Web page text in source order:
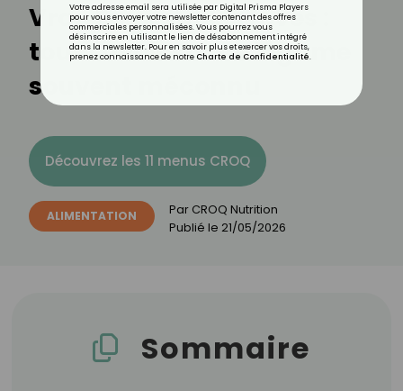
Vrai-Faux sur les fèves :
tout savoir sur ce légume
souvent méconnu
Découvrez les 11 menus CROQ
ALIMENTATION Par CROQ Nutrition
Publié le 21/05/2026
Sommaire
Votre adresse email sera utilisée par Digital Prisma Players
pour vous envoyer votre newsletter contenant des offres
commerciales personnalisées. Vous pourrez vous
désinscrire en utilisant le lien de désabonnement intégré
dans la newsletter. Pour en savoir plus et exercer vos droits,
prenez connaissance de notre Charte de Confidentialité.